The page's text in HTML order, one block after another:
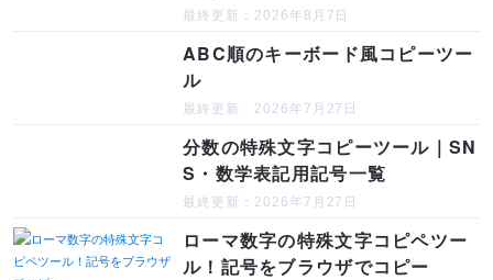
最終更新：2026年8月7日
ABC順のキーボード風コピーツー
ル
最終更新：2026年7月27日
分数の特殊文字コピーツール｜SN
S・数学表記用記号一覧
最終更新：2026年7月27日
ローマ数字の特殊文字コピペツー
ル！記号をブラウザでコピー